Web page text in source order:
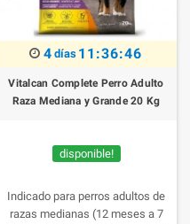
colores.
4 días 11:36:45
Vitalcan Complete Perro Adulto
Raza Mediana y Grande 20 Kg
disponible!
Indicado para perros adultos de
razas medianas (12 meses a 7